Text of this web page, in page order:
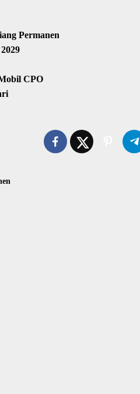
Permanen
CPO